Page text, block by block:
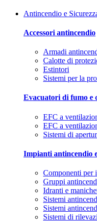
Antincendio e
Accessori antincendio
Armadi
Calotte di
Estintori
Sistemi per la
Evacuatori di fumo e
EFC a
EFC a
Sistemi di
Impianti antincendio
Componenti per
Gruppi
Idranti e
Sistemi
Sistemi
Sistemi di